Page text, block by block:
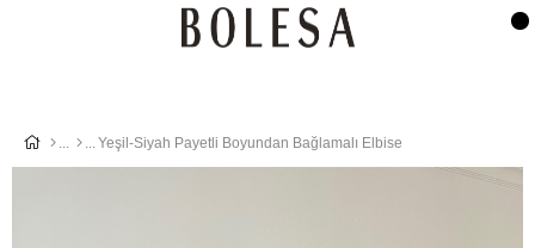
Yeşil-Siyah Payetli Boyundan Bağlamalı Elbise